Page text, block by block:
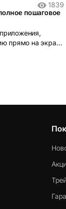
1839
пошаговое
прямо на экран